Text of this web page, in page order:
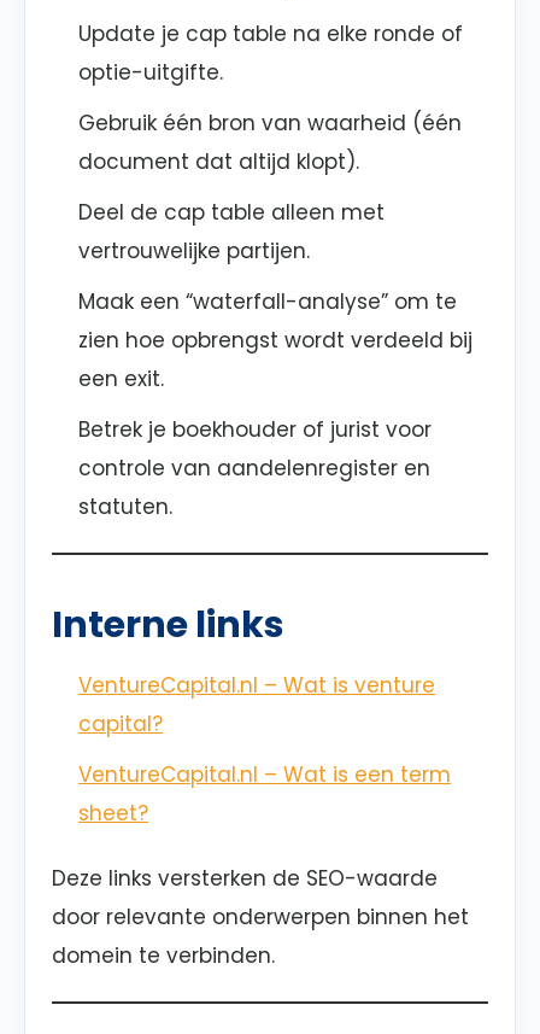
Update je cap table na elke ronde of
optie-uitgifte.
Gebruik één bron van waarheid (één
document dat altijd klopt).
Deel de cap table alleen met
vertrouwelijke partijen.
Maak een “waterfall-analyse” om te
zien hoe opbrengst wordt verdeeld bij
een exit.
Betrek je boekhouder of jurist voor
controle van aandelenregister en
statuten.
Interne links
VentureCapital.nl – Wat is venture
capital?
VentureCapital.nl – Wat is een term
sheet?
Deze links versterken de SEO-waarde
door relevante onderwerpen binnen het
domein te verbinden.